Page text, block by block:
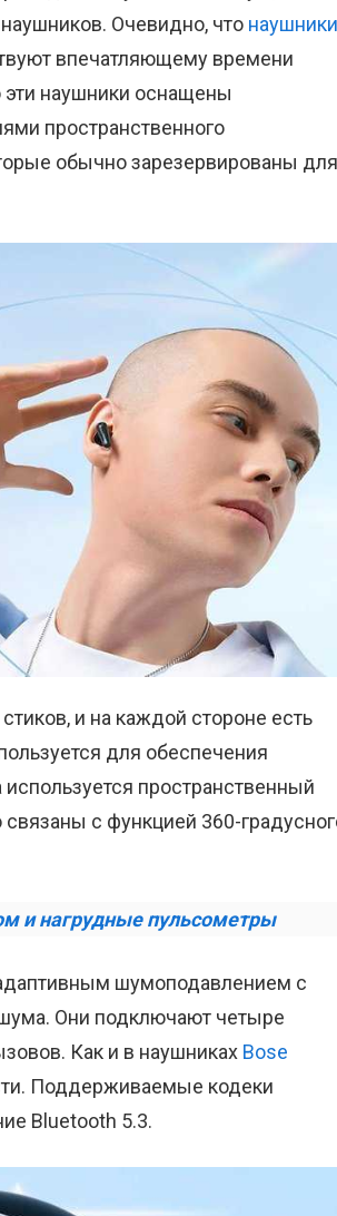
Очевидно, что
впечатляющему времени
эти наушники оснащены
пространственного
обычно зарезервированы для
и на каждой стороне есть
для обеспечения
пространственный
с функцией 360-
и нагрудные пульсометры
шумоподавлением с
Они подключают четыре
Как и в наушниках Bose
Поддерживаемые кодеки
Bluetooth 5.3.